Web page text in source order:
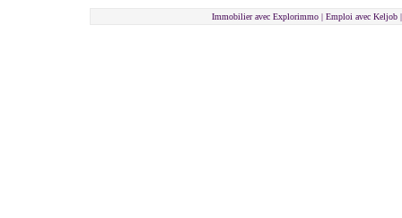
Immobilier avec Explorimmo | Emploi avec Keljob